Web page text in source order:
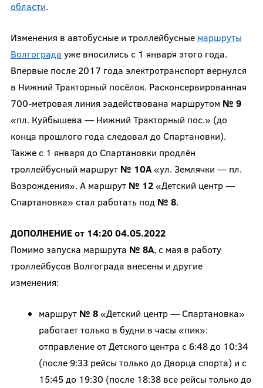
области.
Изменения в автобусные и троллейбусные маршруты
Волгограда уже вносились с 1 января этого года.
Впервые после 2017 года электротранспорт вернулся
в Нижний Тракторный посёлок. Расконсервированная
700-метровая линия задействована маршрутом № 9
«пл. Куйбышева — Нижний Тракторный пос.» (до
конца прошлого года следовал до Спартановки).
Также с 1 января до Спартановки продлён
троллейбусный маршрут № 10А«ул. Землячки — пл.
Возрождения». А маршрут № 12«Детский центр —
Спартановка» стал работать под № 8.
ДОПОЛНЕНИЕ от 14:20 04.05.2022
Помимо запуска маршрута № 8А, с мая в работу
троллейбусов Волгограда внесены и другие
изменения:
маршрут № 8«Детский центр — Спартановка»
работает только в будни в часы «пик»:
отправление от Детского центра с 6:48 до 10:34
(после 9:33 рейсы только до Дворца спорта) и с
15:45 до 19:30 (после 18:38 все рейсы только до